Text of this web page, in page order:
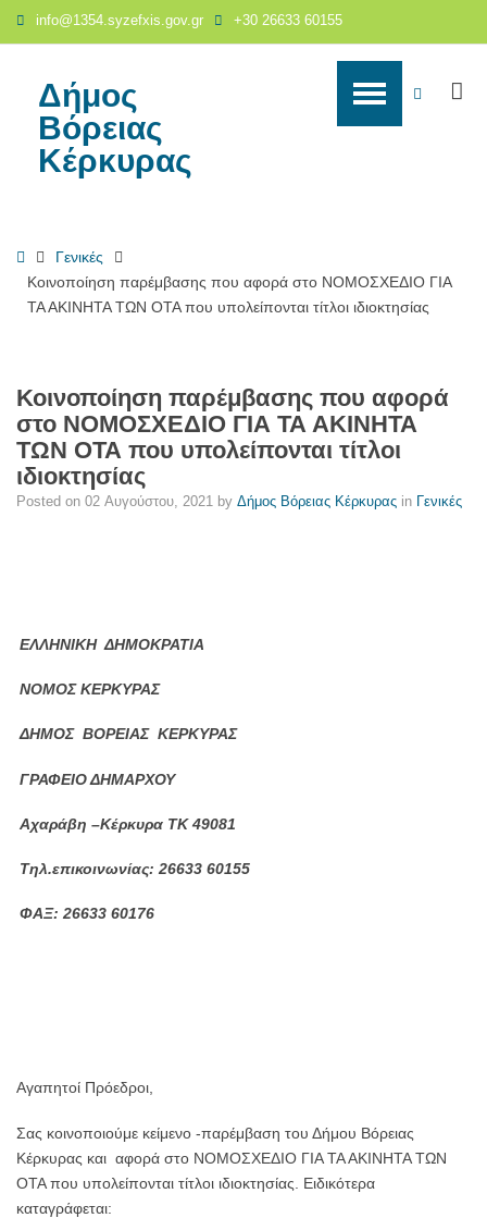
Κοινοποίηση
ΝΟΜΟΣΧΕΔΙΟ
ΟΤΑ
υπολείπονται
Δήμος
Βόρειας
Κέρκυρας
info@1354.syzefxis.gov.gr +30 26633 60155
Δήμος
Βόρειας
Κέρκυρας
HomeΓενικές
Κοινοποίηση παρέμβασης που αφορά στο ΝΟΜΟΣΧΕΔΙΟ ΓΙΑ
ΤΑ ΑΚΙΝΗΤΑ ΤΩΝ ΟΤΑ που υπολείπονται τίτλοι ιδιοκτησίας
Κοινοποίηση παρέμβασης που αφορά
στο ΝΟΜΟΣΧΕΔΙΟ ΓΙΑ ΤΑ ΑΚΙΝΗΤΑ
ΤΩΝ ΟΤΑ που υπολείπονται τίτλοι
ιδιοκτησίας
Posted on 02 Αυγούστου, 2021 by Δήμος Βόρειας Κέρκυρας in Γενικές
ΕΛΛΗΝΙΚΗ ΔΗΜΟΚΡΑΤΙΑ
ΝΟΜΟΣ ΚΕΡΚΥΡΑΣ
ΔΗΜΟΣ ΒΟΡΕΙΑΣ ΚΕΡΚΥΡΑΣ
ΓΡΑΦΕΙΟ ΔΗΜΑΡΧΟΥ
Αχαράβη –Κέρκυρα ΤΚ 49081
Τηλ.επικοινωνίας: 26633 60155
ΦΑΞ: 26633 60176
Αγαπητοί Πρόεδροι,
Σας κοινοποιούμε κείμενο -παρέμβαση του Δήμου Βόρειας
Κέρκυρας και αφορά στο ΝΟΜΟΣΧΕΔΙΟ ΓΙΑ ΤΑ ΑΚΙΝΗΤΑ ΤΩΝ
ΟΤΑ που υπολείπονται τίτλοι ιδιοκτησίας. Ειδικότερα
καταγράφεται: